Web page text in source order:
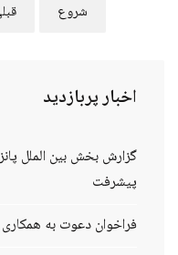
شروع
اخبارپربازدید
گزارش بخش بین الملل
پیشرفت
فراخوان دعوت به همکاری